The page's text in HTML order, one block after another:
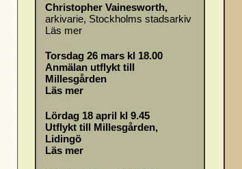
Christopher Vainesworth,
arkivarie, Stockholms stadsarkiv
Läs mer
Torsdag 26 mars kl 18.00
Anmälan utflykt till
Millesgården
Läs mer
Lördag 18 april kl 9.45
Utflykt till Millesgården,
Lidingö
Läs mer